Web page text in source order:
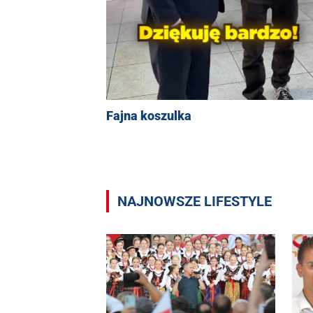
Fajna koszulka
NAJNOWSZE LIFESTYLE